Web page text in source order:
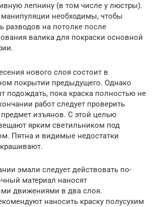
лепнину (в том числе у люстры).
необходимы, чтобы
разводов на потолке после
валика для покраски основной
нового слоя состоит в
покрытии предыдущего. Однако
подождать, пока краска полностью не
работ следует проверить
предмет изъянов. С этой целью
ярким светильником под
Пятна и видимые недостатки
эмали следует действовать по-
материал наносят
движениями в два слоя.
наносить краску полусухим